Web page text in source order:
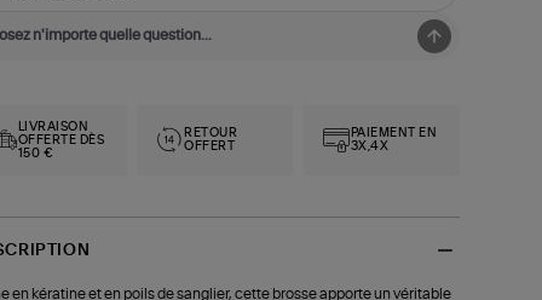
LIVRAISON
OFFERTE DÈS
150 €
RETOUR
OFFERT
PAIEMENT EN
3X,4X
en kératine et en poils de sanglier, cette brosse apporte un véritable